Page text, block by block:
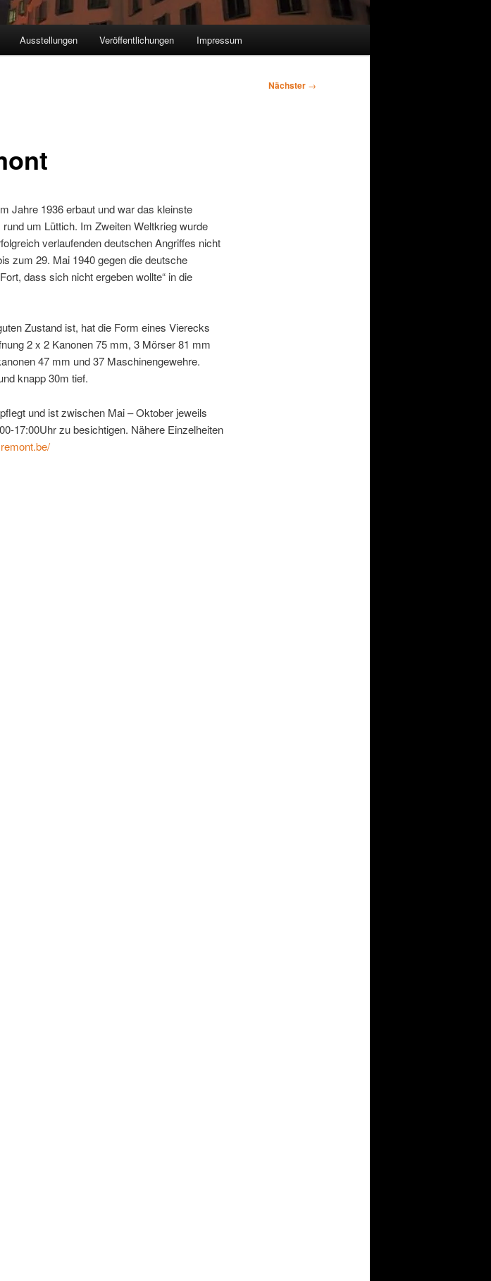
Ausstellungen Veröffentlichungen Impressum
Nächster →
Jahre 1936 erbaut und war das kleinste
um Lüttich. Im Zweiten Weltkrieg wurde
verlaufenden deutschen Angriffes nicht
zum 29. Mai 1940 gegen die deutsche
dass sich nicht ergeben wollte“ in die
Zustand ist, hat die Form eines Vierecks
2 x 2 Kanonen 75 mm, 3 Mörser 81 mm
47 mm und 37 Maschinengewehre.
knapp 30m tief.
und ist zwischen Mai – Oktober jeweils
17:00Uhr zu besichtigen. Nähere Einzelheiten